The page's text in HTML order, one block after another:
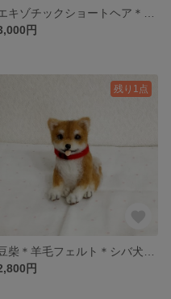
円
残り1点
円